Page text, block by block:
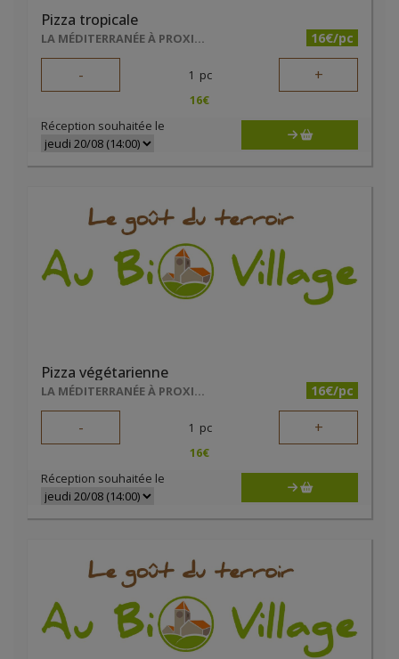
Pizza tropicale
LA MÉDITERRANÉE À PROXIMITÉ 16€/pc
- 1 pc +
16€
Réception souhaitée le
Pizza végétarienne
LA MÉDITERRANÉE À PROXIMITÉ 16€/pc
- 1 pc +
16€
Réception souhaitée le